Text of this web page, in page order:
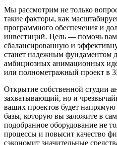
Мы рассмотрим не только
такие факторы, как
программного обеспечения и
инвестиций. Цель — помочь
сбалансированную и
станет надежным фундаментом
амбициозных анимационных
или полнометражный проект в
Открытие собственной студии
захватывающий, но и
ваших проектов будет напрямую
базы, которую вы заложите в
подобранное оборудование не
процессы и повысит качество
сэкономит значительные